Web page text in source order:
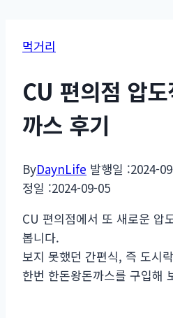
먹거리
CU 편의점 압
까스 후기
ByDaynLife 발행일 :2024-
정일 :2024-09-05
CU 편의점에서 또 새로운 압
봅니다.
보지 못했던 간편식, 즉 도시
한번 한돈왕돈까스를 구입해